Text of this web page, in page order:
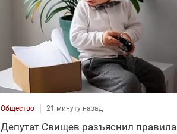
Общество 21 минуту назад
Депутат Свищев разъяснил правила